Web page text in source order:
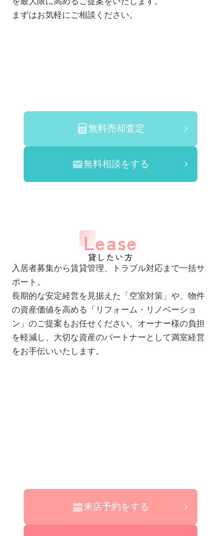
まずはお気軽にご相談ください。
無料売却査定
無料相談をする
Lease
貸したい方
入居者募集から賃貸管理、トラブル対応まで一括サ
ポート。
長期的な安定経営を見据えた「空室対策」や、物件
の資産価値を高める「リフォーム・リノベーショ
ン」のご提案もお任せください。オーナー様の負担
を軽減し、大切な資産のパートナーとして満室経営
をお手伝いいたします。
来店予約をする